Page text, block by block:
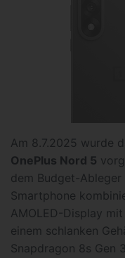
Am 8.7.2025 wurde
OnePlus Nord 5
dem Budget-Ableger
Smartphone
AMOLED-Display
einem schlanken
Snapdragon 8s Gen